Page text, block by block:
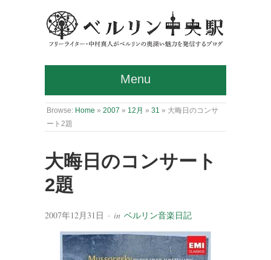
Menu
Browse: Home » 2007 » 12月 » 31 » 大晦日のコンサ
ート2題
大晦日のコンサート
2題
2007年12月31日 · in ベルリン音楽日記